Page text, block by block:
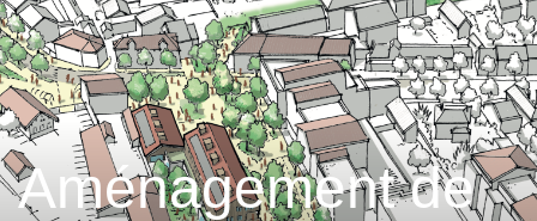
Aménagement de